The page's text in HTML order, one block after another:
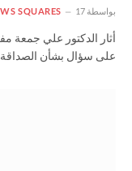
بواسطة SQUARES 17 مارس، 2024
أثار الدكتور علي جمعة
على سؤال بشأن الصداقة